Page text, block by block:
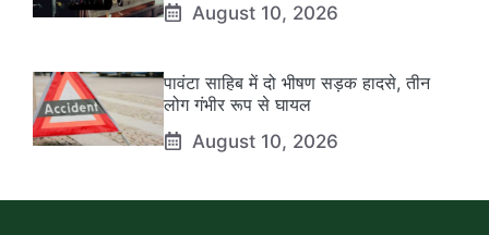
August 10, 2026
पावंटा साहिब में दो भीषण सड़क हादसे, तीन
लोग गंभीर रूप से घायल
August 10, 2026